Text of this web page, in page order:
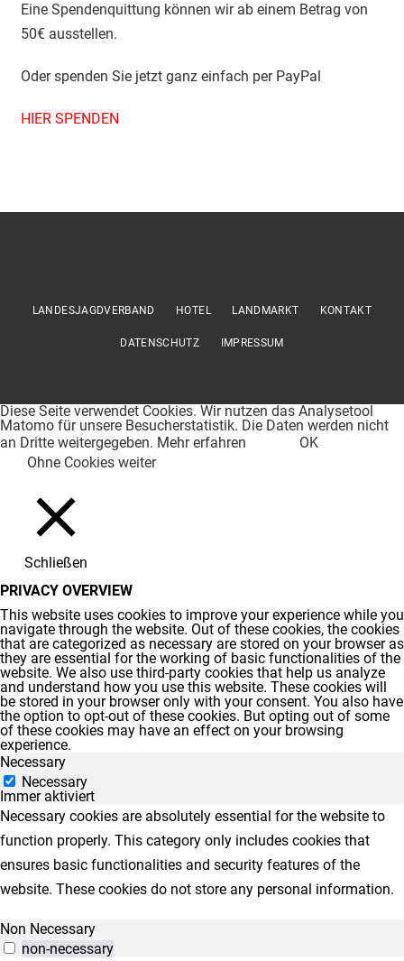
Eine Spendenquittung können wir ab einem Betrag von
50€ ausstellen.
Oder spenden Sie jetzt ganz einfach per PayPal
HIER SPENDEN
LANDESJAGDVERBAND HOTEL LANDMARKT KONTAKT
DATENSCHUTZ IMPRESSUM
Diese Seite verwendet Cookies. Wir nutzen das Analysetool
Matomo für unsere Besucherstatistik. Die Daten werden nicht
an Dritte weitergegeben. Mehr erfahren
OK
Ohne Cookies weiter
Schließen
PRIVACY OVERVIEW
This website uses cookies to improve your experience while you
navigate through the website. Out of these cookies, the cookies
that are categorized as necessary are stored on your browser as
they are essential for the working of basic functionalities of the
website. We also use third-party cookies that help us analyze
and understand how you use this website. These cookies will
be stored in your browser only with your consent. You also have
the option to opt-out of these cookies. But opting out of some
of these cookies may have an effect on your browsing
experience.
Necessary
Necessary
Immer aktiviert
Necessary cookies are absolutely essential for the website to
function properly. This category only includes cookies that
ensures basic functionalities and security features of the
website. These cookies do not store any personal information.
Non Necessary
non-necessary